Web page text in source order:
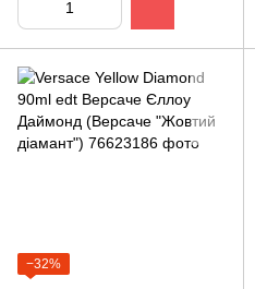
−32%